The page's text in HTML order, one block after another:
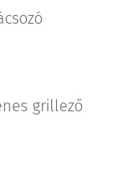
grillező